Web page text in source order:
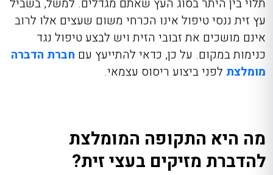
תלוי בין היתר בסוג העץ שאתם מגדלים. למשל, בשביל
עץ זית ננסי טיפול אינו הכרחי משום שעצים אלו לרוב
אינם מושכים את זבובי הזית ויש לבצע טיפול נגד
כנימות במקום. על כן, כדאי להתייעץ עם חברת הדברה
מומלצת לפני ביצוע ריסוס עצמאי.
מה היא התקופה המומלצת
להדברת מזיקים בעצי זית?